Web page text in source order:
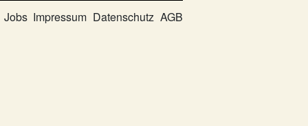
Jobs Impressum Datenschutz AGB